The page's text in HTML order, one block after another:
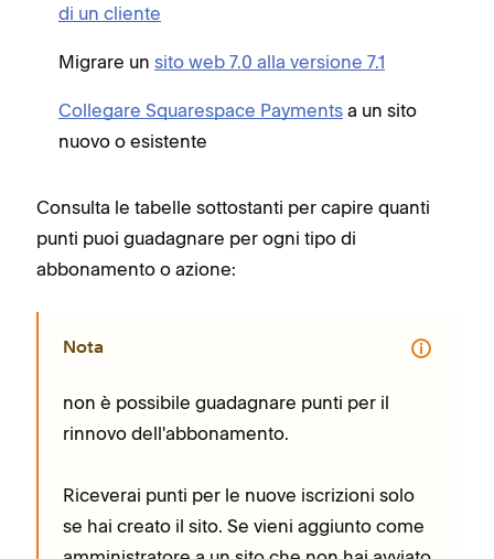
di un cliente
Migrare un sito web 7.0 alla versione 7.1
Collegare Squarespace Payments a un sito
nuovo o esistente
Consulta le tabelle sottostanti per capire quanti
punti puoi guadagnare per ogni tipo di
abbonamento o azione:
Nota
non è possibile guadagnare punti per il
rinnovo dell'abbonamento.
Riceverai punti per le nuove iscrizioni solo
se hai creato il sito. Se vieni aggiunto come